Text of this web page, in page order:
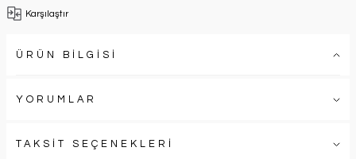
Karşılaştır
ÜRÜN BİLGİSİ
YORUMLAR
TAKSİT SEÇENEKLERİ